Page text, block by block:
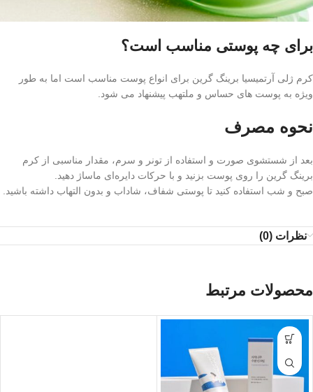
برای چه پوستی مناسب است؟
کرم ژلی آرتمیسیا برینگ گرین برای انواع پوست مناسب است اما به طور
ویژه به پوست های حساس و ملتهب پیشنهاد می شود.
نحوه مصرف
بعد از شستشوی صورت و استفاده از تونر و سرم، مقدار مناسبی از کرم
برینگ گرین را روی پوست بزنید و با حرکات دایره‌ای ماساژ دهید.
صبح و شب استفاده کنید تا پوستی شفاف، شاداب و بدون التهاب داشته باشید.
نظرات (0)
محصولات مرتبط